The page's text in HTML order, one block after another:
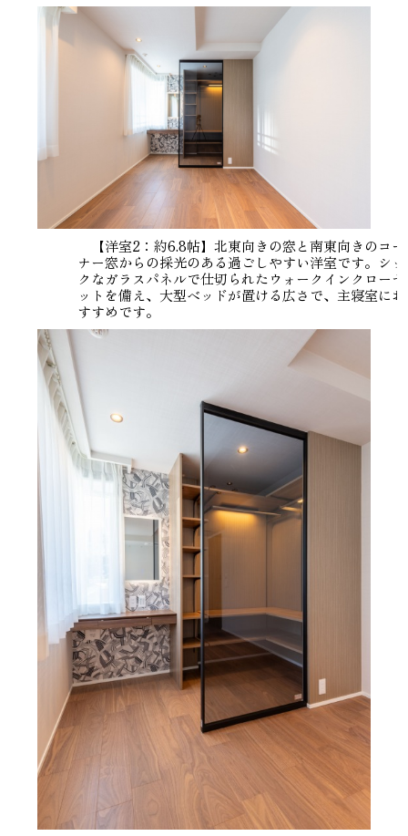
【洋室2：約6.8帖】北東向きの窓と南東向きのコー
ナー窓からの採光のある過ごしやすい洋室です。シッ
クなガラスパネルで仕切られたウォークインクローゼ
ットを備え、大型ベッドが置ける広さで、主寝室にお
すすめです。